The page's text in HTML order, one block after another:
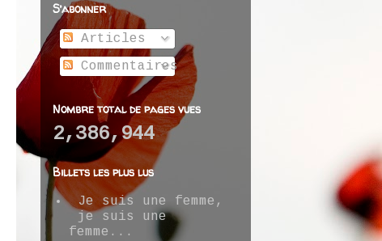
S’abonner
Articles
Commentaires
Nombre total de pages vues
2,386,944
Billets les plus lus
Je suis une femme,
je suis une
femme...